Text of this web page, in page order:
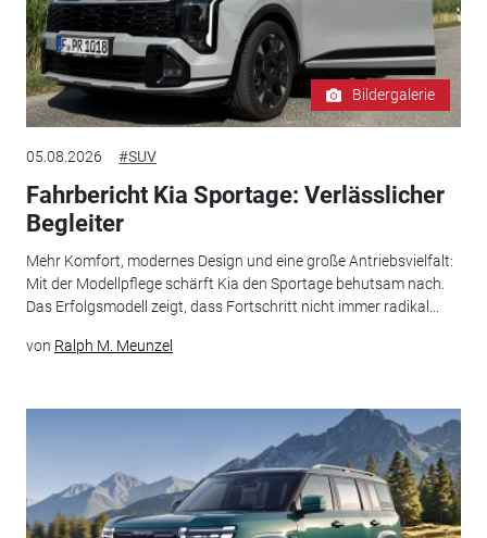
Bildergalerie
05.08.2026 #SUV
Fahrbericht Kia Sportage: Verlässlicher
Begleiter
Mehr Komfort, modernes Design und eine große Antriebsvielfalt:
Mit der Modellpflege schärft Kia den Sportage behutsam nach.
Das Erfolgsmodell zeigt, dass Fortschritt nicht immer radikal...
von Ralph M. Meunzel